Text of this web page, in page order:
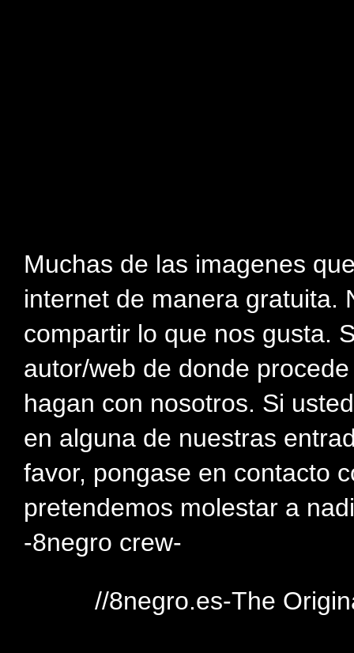
Muchas de las imagenes
internet de manera gratuita.
compartir lo que nos gusta.
autor/web de donde
hagan con nosotros. Si
en alguna de nuestras
favor, pongase en contacto
pretendemos molestar a
-8negro crew-
//8negro.es-The